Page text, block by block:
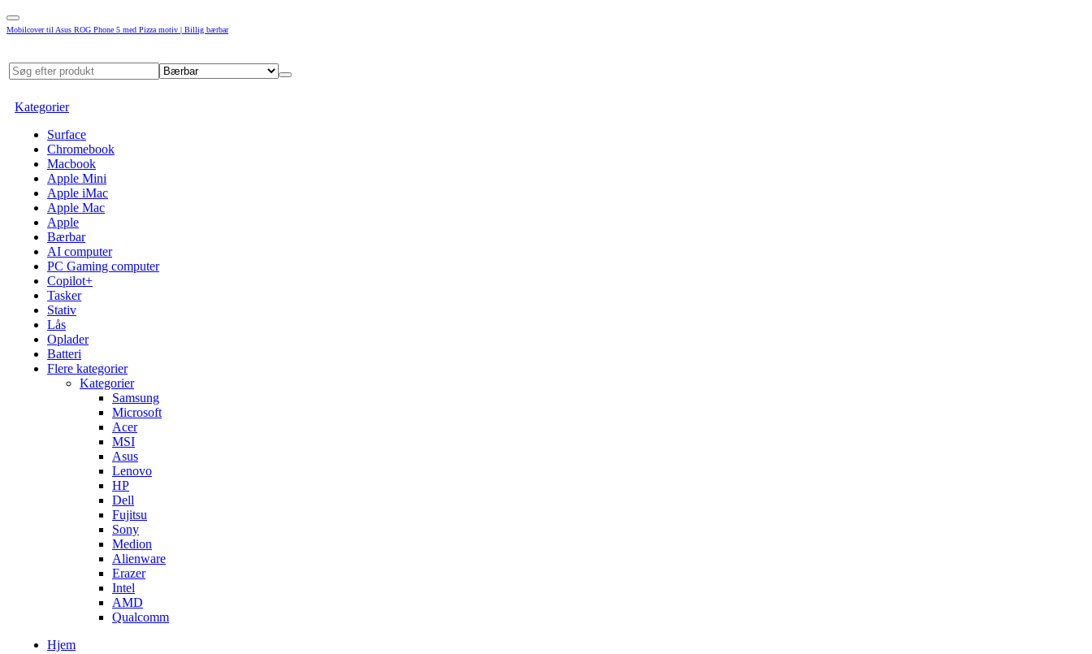
Mobilcover til Asus ROG Phone 5 med Pizza motiv | Billig bærbar
Kategorier
Surface
Chromebook
Macbook
Apple Mini
Apple iMac
Apple Mac
Apple
Bærbar
AI computer
PC Gaming computer
Copilot+
Tasker
Stativ
Lås
Oplader
Batteri
Flere kategorier
Kategorier
Samsung
Microsoft
Acer
MSI
Asus
Lenovo
HP
Dell
Fujitsu
Sony
Medion
Alienware
Erazer
Intel
AMD
Qualcomm
Hjem